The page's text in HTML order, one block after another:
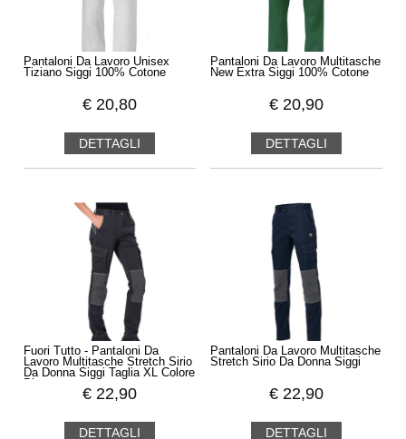
Pantaloni Da Lavoro Unisex
Tiziano Siggi 100% Cotone
€ 20,80
DETTAGLI
Pantaloni Da Lavoro Multitasche
New Extra Siggi 100% Cotone
€ 20,90
DETTAGLI
Fuori Tutto - Pantaloni Da
Lavoro Multitasche Stretch Sirio
Da Donna Siggi Taglia XL Colore
€ 22,90
DETTAGLI
Pantaloni Da Lavoro Multitasche
Stretch Sirio Da Donna Siggi
€ 22,90
DETTAGLI